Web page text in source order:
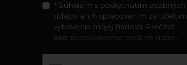
* Súhlasím s poskytnutím osobných
údajov a ich spracovaním za účelom
vybavenia mojej žiadosti. Prečítať
ako spracovávame osobné údaje.